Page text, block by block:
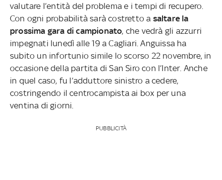
valutare l’entità del problema e i tempi di recupero.
Con ogni probabilità sarà costretto a saltare la
prossima gara di campionato, che vedrà gli azzurri
impegnati lunedì alle 19 a Cagliari. Anguissa ha
subito un infortunio simile lo scorso 22 novembre, in
occasione della partita di San Siro con l’Inter. Anche
in quel caso, fu l’adduttore sinistro a cedere,
costringendo il centrocampista ai box per una
ventina di giorni.
PUBBLICITÀ